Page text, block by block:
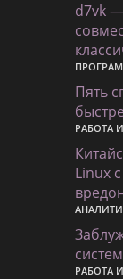
d7vk
Пять
РАБОТА
Linux
РАБОТА